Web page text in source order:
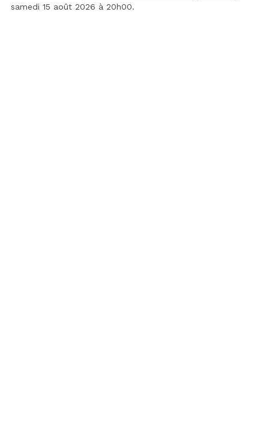
samedi 15 août 2026 à 20h00.